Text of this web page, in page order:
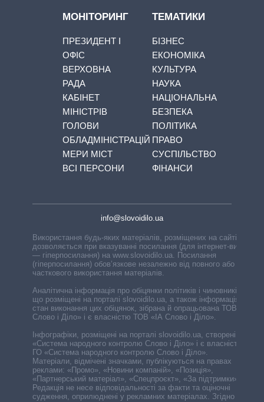
МОНІТОРИНГ
ПРЕЗИДЕНТ І
ОФІС
ВЕРХОВНА
РАДА
КАБІНЕТ
МІНІСТРІВ
ГОЛОВИ
ОБЛАДМІНІСТРАЦІЙ
МЕРИ МІСТ
ВСІ ПЕРСОНИ
ТЕМАТИКИ
БІЗНЕС
ЕКОНОМІКА
КУЛЬТУРА
НАУКА
НАЦІОНАЛЬНА
БЕЗПЕКА
ПОЛІТИКА
ПРАВО
СУСПІЛЬСТВО
ФІНАНСИ
info@slovoidilo.ua
Використання будь-яких матеріалів, розміщених на сайті,
дозволяється при вказуванні посилання (для інтернет-видань
— гіперпосилання) на www.slovoidilo.ua. Посилання
(гіперпосилання) обов’язкове незалежно від повного або
часткового використання матеріалів.
Аналітична інформація про обіцянки політиків і чиновників,
що розміщені на порталі slovoidilo.ua, а також інформація про
стан виконання цих обіцянок, зібрана й опрацьована ТОВ «ІА
Слово і Діло» і є власністю ТОВ «ІА Слово і Діло».
Інфографіки, розміщені на порталі slovoidilo.ua, створені ГО
«Система народного контролю Слово і Діло» і є власністю
ГО «Система народного контролю Слово і Діло».
Матеріали, відмічені значками, публікуються на правах
реклами: «Промо», «Новини компаній», «Позиція»,
«Партнерський матеріал», «Спецпроєкт», «За підтримки».
Редакція не несе відповідальності за факти та оціночні
судження, оприлюднені у рекламних матеріалах. Згідно з